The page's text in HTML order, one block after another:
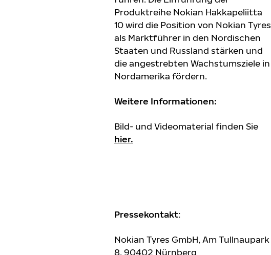
Produktreihe Nokian Hakkapeliitta
10 wird die Position von Nokian Tyres
als Marktführer in den Nordischen
Staaten und Russland stärken und
die angestrebten Wachstumsziele in
Nordamerika fördern.
Weitere Informationen:
Bild- und Videomaterial finden Sie
hier.
Pressekontakt:
Nokian Tyres GmbH, Am Tullnaupark
8, 90402 Nürnberg